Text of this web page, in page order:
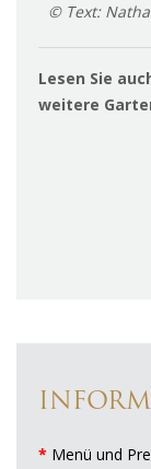
© Text:
Lesen Sie
weitere
* Menü und